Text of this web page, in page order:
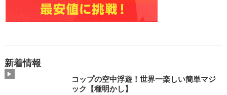
新着情報
コップの空中浮遊！世界一楽しい簡単マジ
ック【種明かし】